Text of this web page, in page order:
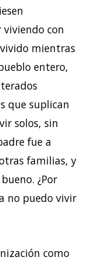
con
mientras
entero,
que suplican
solos, sin
fue a
familias, y
¿Por
no puedo vivir
como